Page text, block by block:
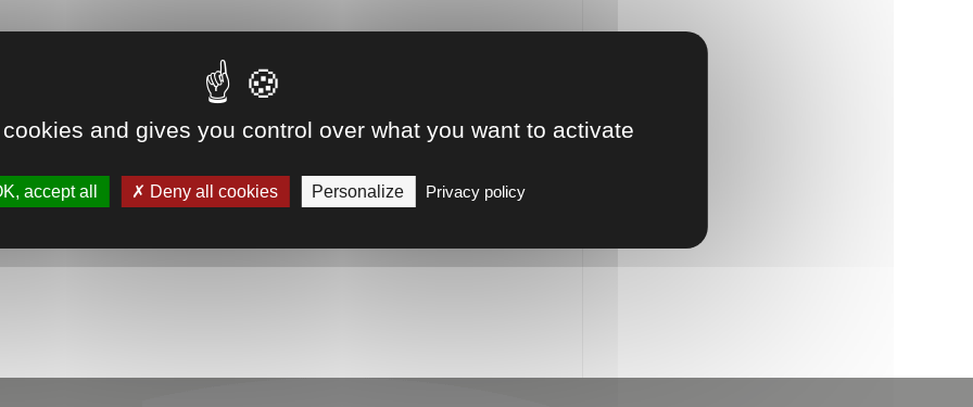
and gives you control over what you want to activate
accept all Deny all cookies Personalize Privacy policy